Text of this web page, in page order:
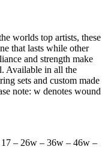
worlds top artists, these
that lasts while other
and strength make
Available in all the
sets and custom made
note: w denotes wound
– 26w – 36w – 46w –